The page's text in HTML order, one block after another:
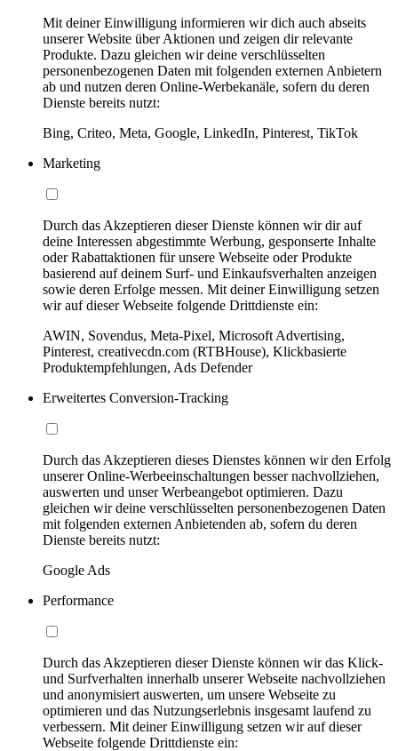
Mit deiner Einwilligung informieren wir dich auch abseits
unserer Website über Aktionen und zeigen dir relevante
Produkte. Dazu gleichen wir deine verschlüsselten
personenbezogenen Daten mit folgenden externen Anbietern
ab und nutzen deren Online-Werbekanäle, sofern du deren
Dienste bereits nutzt:
Bing, Criteo, Meta, Google, LinkedIn, Pinterest, TikTok
Marketing
Durch das Akzeptieren dieser Dienste können wir dir auf
deine Interessen abgestimmte Werbung, gesponserte Inhalte
oder Rabattaktionen für unsere Webseite oder Produkte
basierend auf deinem Surf- und Einkaufsverhalten anzeigen
sowie deren Erfolge messen. Mit deiner Einwilligung setzen
wir auf dieser Webseite folgende Drittdienste ein:
AWIN, Sovendus, Meta-Pixel, Microsoft Advertising,
Pinterest, creativecdn.com (RTBHouse), Klickbasierte
Produktempfehlungen, Ads Defender
Erweitertes Conversion-Tracking
Durch das Akzeptieren dieses Dienstes können wir den Erfolg
unserer Online-Werbeeinschaltungen besser nachvollziehen,
auswerten und unser Werbeangebot optimieren. Dazu
gleichen wir deine verschlüsselten personenbezogenen Daten
mit folgenden externen Anbietenden ab, sofern du deren
Dienste bereits nutzt:
Google Ads
Performance
Durch das Akzeptieren dieser Dienste können wir das Klick-
und Surfverhalten innerhalb unserer Webseite nachvollziehen
und anonymisiert auswerten, um unsere Webseite zu
optimieren und das Nutzungserlebnis insgesamt laufend zu
verbessern. Mit deiner Einwilligung setzen wir auf dieser
Webseite folgende Drittdienste ein: